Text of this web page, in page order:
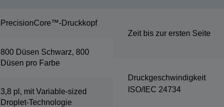
PrecisionCore™-Druckkopf
800 Düsen Schwarz, 800
Düsen pro Farbe
3,8 pl, mit Variable-sized
Droplet-Technologie
Zeit bis zur ersten Seite
Druckgeschwindigkeit
ISO/IEC 24734